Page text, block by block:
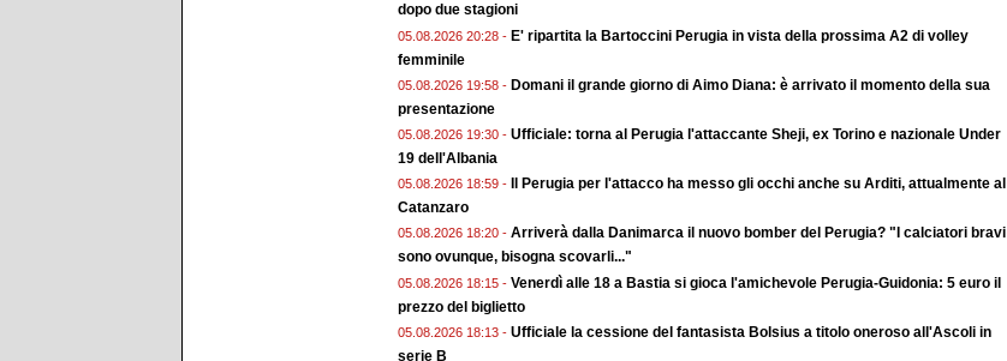
dopo due stagioni
05.08.2026 20:28 - E' ripartita la Bartoccini Perugia in vista della prossima A2 di volley
femminile
05.08.2026 19:58 - Domani il grande giorno di Aimo Diana: è arrivato il momento della sua
presentazione
05.08.2026 19:30 - Ufficiale: torna al Perugia l'attaccante Sheji, ex Torino e nazionale Under
19 dell'Albania
05.08.2026 18:59 -
Il Perugia per l'attacco ha messo gli occhi anche su Arditi, attualmente al
Catanzaro
05.08.2026 18:20 - Arriverà dalla Danimarca il nuovo bomber del Perugia? "I calciatori bravi
sono ovunque, bisogna scovarli..."
05.08.2026 18:15 - Venerdì alle 18 a Bastia si gioca l'amichevole Perugia-Guidonia: 5 euro il
prezzo del biglietto
05.08.2026 18:13 - Ufficiale la cessione del fantasista Bolsius a titolo oneroso all'Ascoli in
serie B